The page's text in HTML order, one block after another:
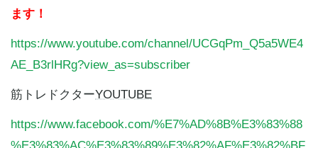
ます！
https://www.youtube.com/channel/UCGqPm_Q5a5WE4
AE_B3rlHRg?view_as=subscriber
筋トレドクターYOUTUBE
https://www.facebook.com/%E7%AD%8B%E3%83%88
%E3%83%AC%E3%83%89%E3%82%AF%E3%82%BF